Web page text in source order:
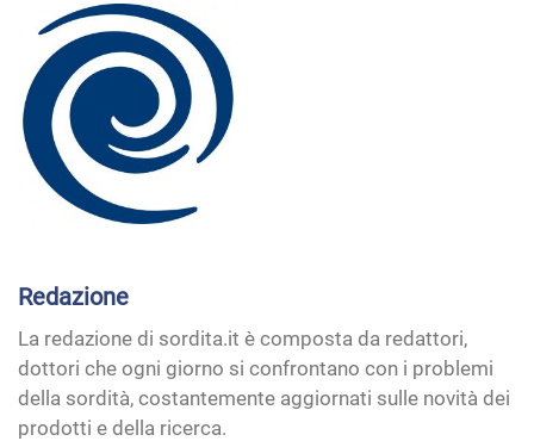
Redazione
La redazione di sordita.it è composta da redattori,
dottori che ogni giorno si confrontano con i problemi
della sordità, costantemente aggiornati sulle novità dei
prodotti e della ricerca.